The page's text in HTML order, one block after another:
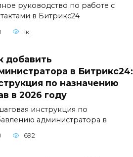
руководство по работе с
в Битрикс24
1к.
добавить
в Битрикс24:
по назначению
в 2026 году
инструкция по
администратора в
692